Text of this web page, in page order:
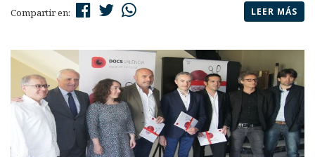
Compartir en: LEER MÁS